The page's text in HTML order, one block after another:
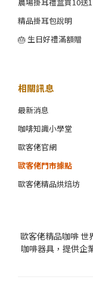
精品掛耳包說明
🎂 生日好禮滿額贈
相關訊息
最新消息
咖啡知識小學堂
歐客佬官網
歐客佬門市據點
歐客佬精品烘焙坊
歐客佬精品咖啡 世
咖啡器具，提供企